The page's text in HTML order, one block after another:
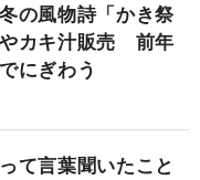
の風物詩「かき祭
カキ汁販売 前年
にぎわう
て言葉聞いたこと